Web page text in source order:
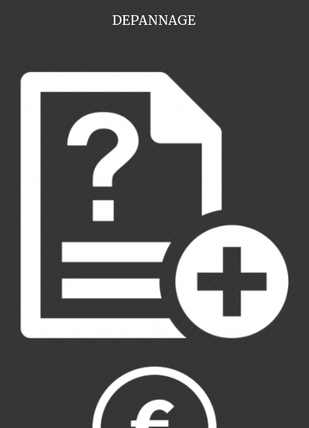
DEPANNAGE